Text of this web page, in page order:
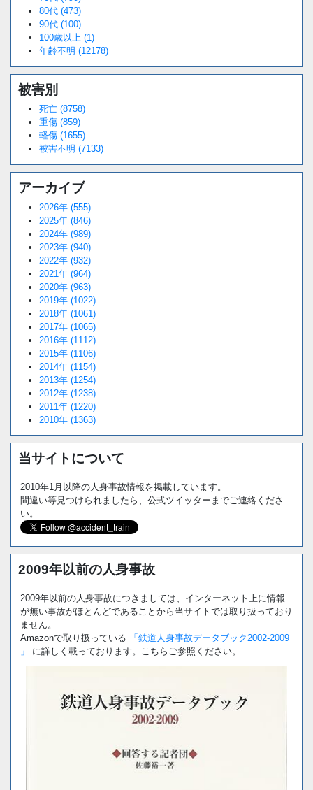
80代 (473)
90代 (100)
100歳以上 (1)
年齢不明 (12178)
被害別
死亡 (8758)
重傷 (859)
軽傷 (1655)
被害不明 (7133)
アーカイブ
2026年 (555)
2025年 (846)
2024年 (989)
2023年 (940)
2022年 (932)
2021年 (964)
2020年 (963)
2019年 (1022)
2018年 (1061)
2017年 (1065)
2016年 (1112)
2015年 (1106)
2014年 (1154)
2013年 (1254)
2012年 (1238)
2011年 (1220)
2010年 (1363)
当サイトについて
2010年1月以降の人身事故情報を掲載しています。
間違い等見つけられましたら、公式ツイッターまでご連絡くださ
い。
2009年以前の人身事故
2009年以前の人身事故につきましては、インターネット上に情報
が無い事故がほとんどであることから当サイトでは取り扱っており
ません。
Amazonで取り扱っている
「鉄道人身事故データブック2002-2009
」
に詳しく載っております。こちらご参照ください。